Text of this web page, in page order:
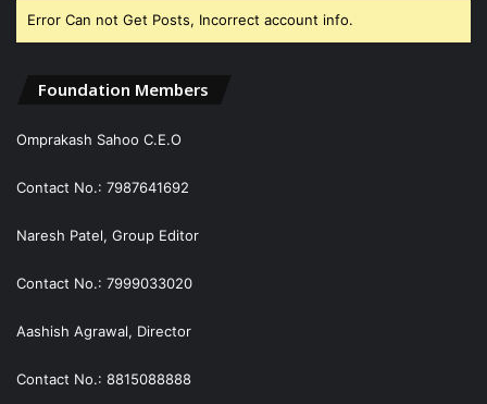
Error Can not Get Posts, Incorrect account info.
Foundation Members
Omprakash Sahoo C.E.O
Contact No.: 7987641692
Naresh Patel, Group Editor
Contact No.: 7999033020
Aashish Agrawal, Director
Contact No.: 8815088888